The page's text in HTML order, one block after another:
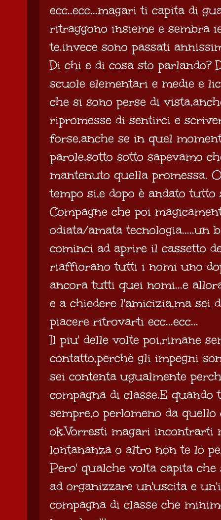
ecc..ecc...magari ti capita di
ritraggono insieme e sembra
te.invece sono passati
Di chi e di cosa sto parlando?
scuole elementari e medie e
che si sono perse di
ripromesse di sentirci e
forse,anche se in quel
parole,sotto sotto sapevamo
mantenuto quella promessa.
tempo si,e dopo è andato tutto
Compagne che poi
odiata/amata tecnologia.....un
cominci ad aprire il cassetto
riaffiorano tutti i nomi uno
ancora tutti quei nomi...e
e a chiedere l'amicizia,ma sei
piacere ritrovarti ecc...ecc...
Il piu' delle volte poi,rimane
contatto,perchè gli impegni
sei contenta ugualmente
compagna di classe.E
sempre,o perlomeno da
ok.Vorresti magari
lontananza o altro non te lo
Pero' qualche volta capita
ad organizzare un'uscita e
compagna di classe che